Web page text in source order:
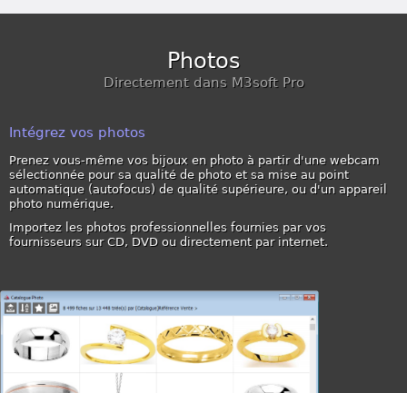
Photos
Directement dans M3soft Pro
Intégrez vos photos
Prenez vous-même vos bijoux en photo à partir d'une webcam
sélectionnée pour sa qualité de photo et sa mise au point
automatique (autofocus) de qualité supérieure, ou d'un appareil
photo numérique.
Importez les photos professionnelles fournies par vos
fournisseurs sur CD, DVD ou directement par internet.